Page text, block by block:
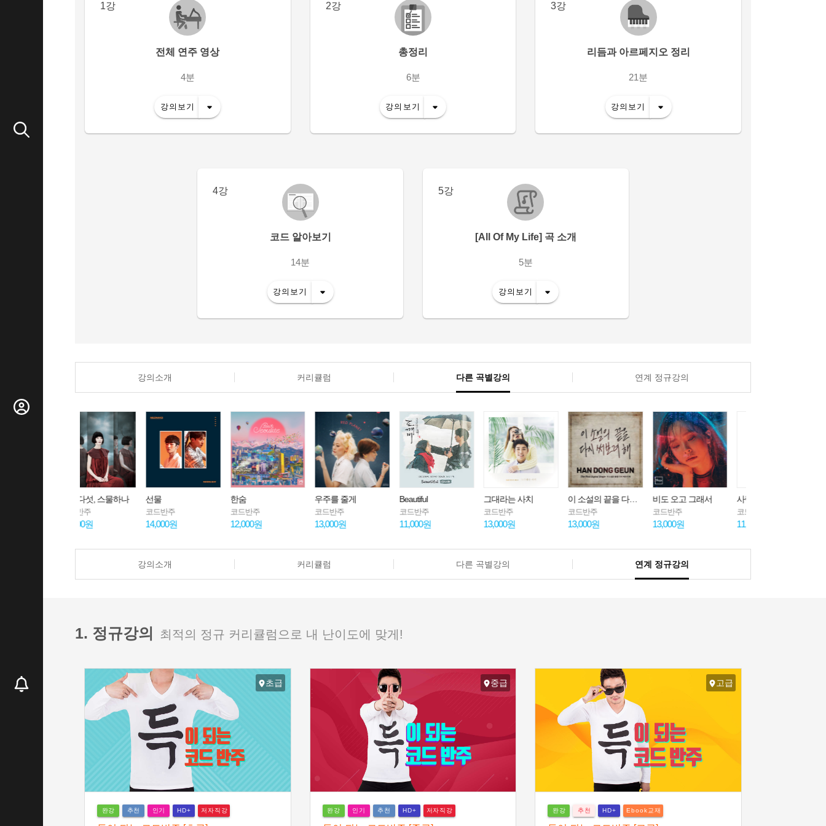
1강
전체 연주 영상
4분
강의보기
2강
총정리
6분
강의보기
3강
리듬과 아르페지오 정리
21분
강의보기
4강
코드 알아보기
14분
강의보기
5강
[All Of My Life] 곡 소개
5분
강의보기
강의소개 커리큘럼 다른 곡별강의 연계 정규강의
선물
코드반주
14,000원
코드반주
12,000원
코드반주
13,000원
Beautiful
코드반주
11,000원
그대라는 사치
코드반주
13,000원
이 소설의 끝을 다시 써보려 해
코드반주
13,000원
비도 오고 그래서
코드반주
13,000원
사랑은 은하수 다방에서
코드반주
11,000원
강의소개 커리큘럼 다른 곡별강의 연계 정규강의
1. 정규강의 최적의 정규 커리큘럼으로 내 난이도에 맞게!
초급
완강 추천 인기 HD+ 저자직강
중급
완강 인기 추천 HD+ 저자직강
고급
완강 추천 HD+ Ebook교재